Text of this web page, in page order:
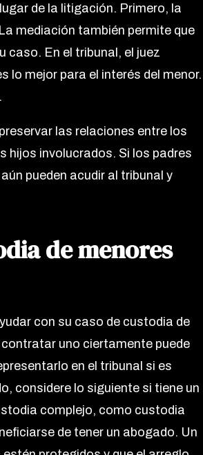
de la litigación. Primero, la
mediación también permite que
caso. En el tribunal, el juez
lo mejor para el interés del menor.
las relaciones entre los
hijos involucrados. Si los padres
pueden acudir al tribunal y
de menores
con su caso de custodia de
uno ciertamente puede
en el tribunal si es
considere lo siguiente si tiene un
complejo, como custodia
de tener un abogado. Un